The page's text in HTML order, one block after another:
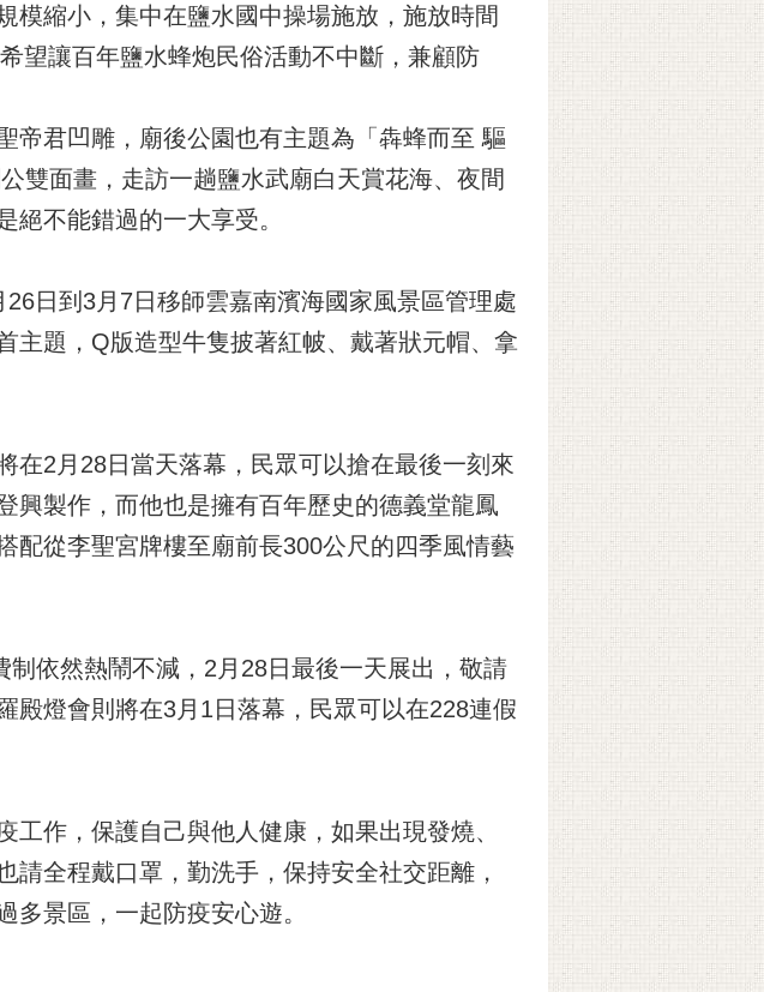
模縮小，集中在鹽水國中操場施放，施放時間
望讓百年鹽水蜂炮民俗活動不中斷，兼顧防
帝君凹雕，廟後公園也有主題為「犇蜂而至 驅
雙面畫，走訪一趟鹽水武廟白天賞花海、夜間
不能錯過的一大享受。
日到3月7日移師雲嘉南濱海國家風景區管理處
主題，Q版造型牛隻披著紅帔、戴著狀元帽、拿
在2月28日當天落幕，民眾可以搶在最後一刻來
興製作，而他也是擁有百年歷史的德義堂龍鳳
配從李聖宮牌樓至廟前長300公尺的四季風情藝
依然熱鬧不減，2月28日最後一天展出，敬請
殿燈會則將在3月1日落幕，民眾可以在228連假
作，保護自己與他人健康，如果出現發燒、
全程戴口罩，勤洗手，保持安全社交距離，
景區，一起防疫安心遊。